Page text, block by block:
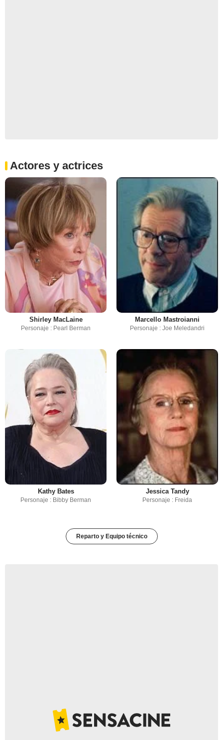
Actores y actrices
Shirley MacLaine
Personaje : Pearl Berman
Marcello Mastroianni
Personaje : Joe Meledandri
Kathy Bates
Personaje : Bibby Berman
Jessica Tandy
Personaje : Freida
Reparto y Equipo técnico